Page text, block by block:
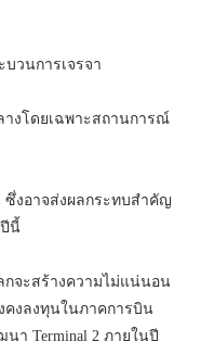
บวนการเจรจา
างโดยเฉพาะสถานการณ์
งอาจส่งผลกระทบสำคัญ
นี้
กจะสร้างความไม่แน่นอน
คงลงทุนในภาคการบิน
า Terminal 2 ภายในปี